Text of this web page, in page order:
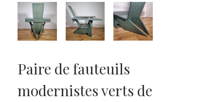
Paire de fauteuils
modernistes verts de